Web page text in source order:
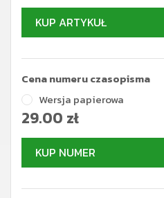
KUP ARTYKUŁ
Cena numeru czasopisma
Wersja papierowa
29.00 zł
KUP NUMER